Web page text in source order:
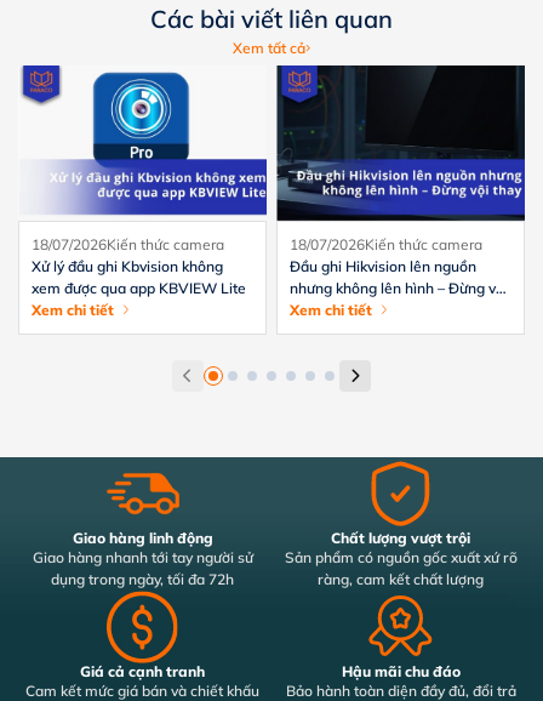
Các bài viết liên quan
Xem tất cả
18/07/2026Kiến thức camera
Xử lý đầu ghi Kbvision không
xem được qua app KBVIEW Lite
Xem chi tiết
18/07/2026Kiến thức camera
Đầu ghi Hikvision lên nguồn
nhưng không lên hình – Đừng vội
thay
Xem chi tiết
Giao hàng linh động
Giao hàng nhanh tới tay người sử
dụng trong ngày, tối đa 72h
Chất lượng vượt trội
Sản phẩm có nguồn gốc xuất xứ rõ
ràng, cam kết chất lượng
Giá cả cạnh tranh
Cam kết mức giá bán và chiết khấu
Hậu mãi chu đáo
Bảo hành toàn diện đầy đủ, đổi trả